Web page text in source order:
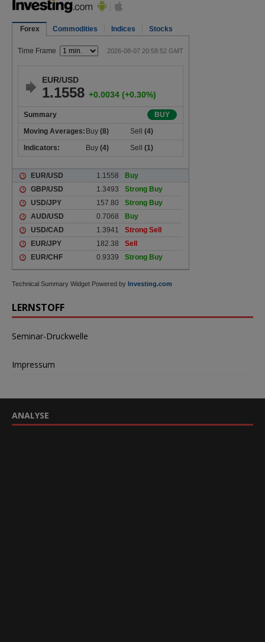
Technical Summary Widget Powered by Investing.com
LERNSTOFF
Seminar-Druckwelle
Impressum
ANALYSE